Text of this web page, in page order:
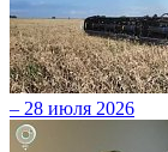
– 28 июля 2026